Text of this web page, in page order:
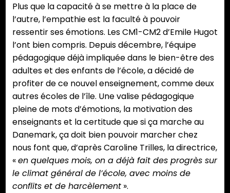
Plus que la capacité à se mettre à la place de
l’autre, l’empathie est la faculté à pouvoir
ressentir ses émotions. Les CM1-CM2 d’Emile Hugot
l’ont bien compris. Depuis décembre, l’équipe
pédagogique déjà impliquée dans le bien-être des
adultes et des enfants de l’école, a décidé de
profiter de ce nouvel enseignement, comme deux
autres écoles de l’île. Une valise pédagogique
pleine de mots d’émotions, la motivation des
enseignants et la certitude que si ça marche au
Danemark, ça doit bien pouvoir marcher chez
nous font que, d’après Caroline Trilles, la directrice,
«en quelques mois, on a déjà fait des progrès sur
le climat général de l’école, avec moins de
conflits et de harcèlement ».